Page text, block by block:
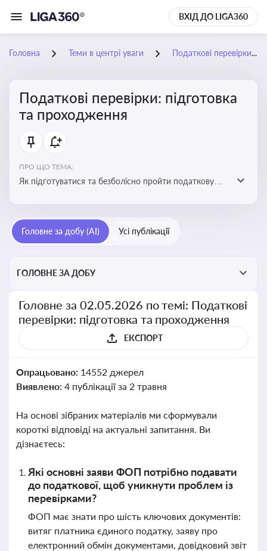
ВХІД ДО LIGA360
Головна Теми в центрі уваги Податкові перевірки: підготовка та проходження
Податкові перевірки: підготовка
та проходження
ПРО ЩО ТЕМА:
Як підготуватися та безболісно пройти податкову
Головне за добу (AI) Усі публікації
ГОЛОВНЕ ЗА ДОБУ
Головне за 02.05.2026 по темі: Податкові
перевірки: підготовка та проходження
ЕКСПОРТ
Опрацьовано: 14552 джерел
Виявлено: 4 публікації за 2 травня
На основі зібраних матеріалів ми сформували
короткі відповіді на актуальні запитання. Ви
дізнаєтесь:
Які основні заяви ФОП потрібно подавати
до податкової, щоб уникнути проблем із
перевірками?
ФОП має знати про шість ключових документів:
витяг платника єдиного податку, заяву про
електронний обмін документами, довідковий звіт